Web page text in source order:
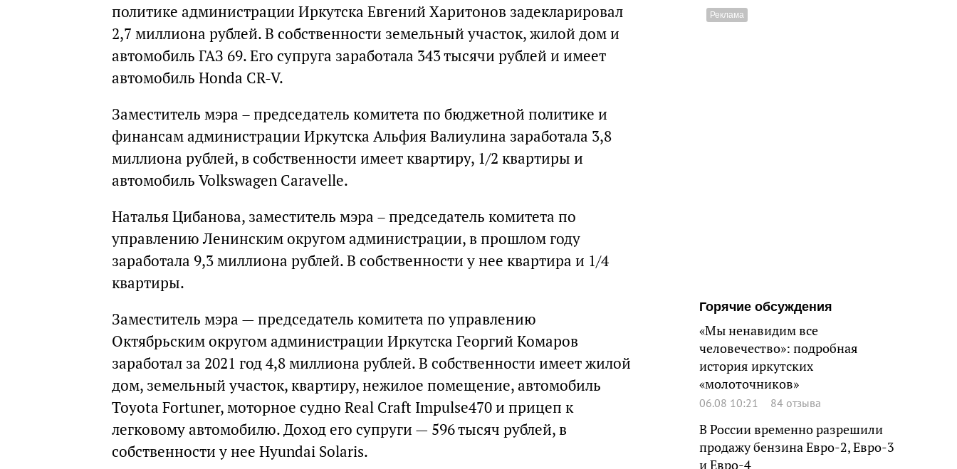
политике администрации Иркутска Евгений Харитонов задекларировал
2,7 миллиона рублей. В собственности земельный участок, жилой дом и
автомобиль ГАЗ 69. Его супруга заработала 343 тысячи рублей и имеет
автомобиль Honda CR-V.
Заместитель мэра – председатель комитета по бюджетной политике и
финансам администрации Иркутска Альфия Валиулина заработала 3,8
миллиона рублей, в собственности имеет квартиру, 1/2 квартиры и
автомобиль Volkswagen Caravelle.
Наталья Цибанова, заместитель мэра – председатель комитета по
управлению Ленинским округом администрации, в прошлом году
заработала 9,3 миллиона рублей. В собственности у нее квартира и 1/4
квартиры.
Заместитель мэра — председатель комитета по управлению
Октябрьским округом администрации Иркутска Георгий Комаров
заработал за 2021 год 4,8 миллиона рублей. В собственности имеет жилой
дом, земельный участок, квартиру, нежилое помещение, автомобиль
Toyota Fortuner, моторное судно Real Craft Impulse470 и прицеп к
легковому автомобилю. Доход его супруги — 596 тысяч рублей, в
собственности у нее Hyundai Solaris.
Горячие обсуждения
«Мы ненавидим все
человечество»: подробная
история иркутских
«молоточников»
06.08 10:21 84 отзыва
В России временно разрешили
продажу бензина Евро-2, Евро-3
и Евро-4